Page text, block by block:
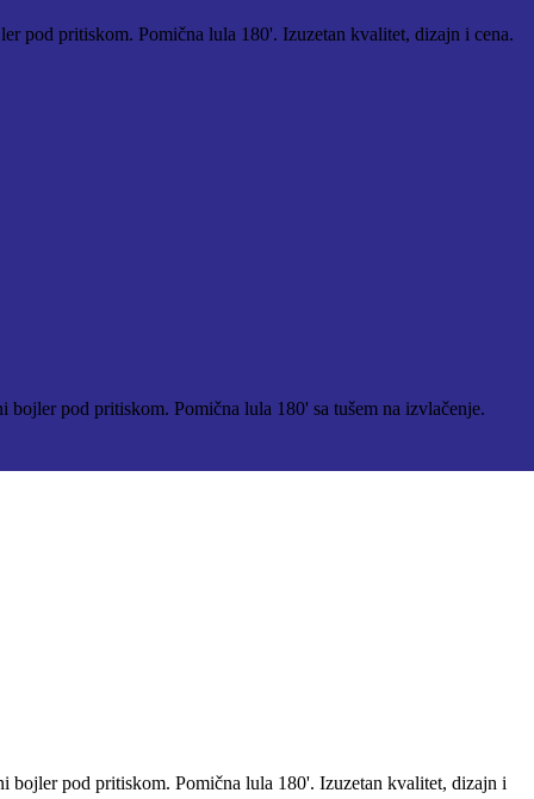
pod pritiskom. Pomična lula 180'. Izuzetan kvalitet, dizajn i cena.
pod pritiskom. Pomična lula 180' sa tušem na izvlačenje.
bojler pod pritiskom. Pomična lula 180'. Izuzetan kvalitet, dizajn i